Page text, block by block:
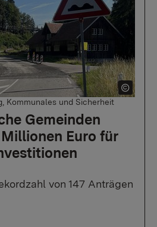
Gemeinden
Euro für
Kommunales und Sicherheit
von 147 Anträgen